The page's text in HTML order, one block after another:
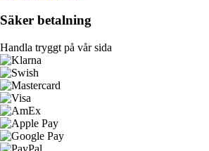
Säker betalning
Handla tryggt på vår sida